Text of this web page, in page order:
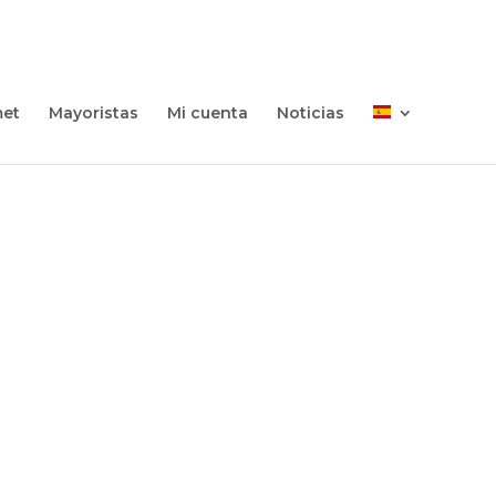
Mayoristas Mi cuenta Noticias